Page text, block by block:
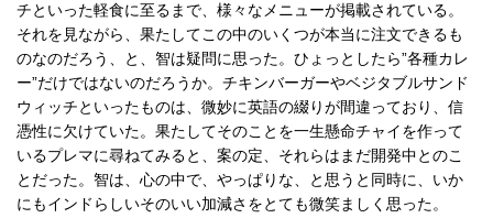
チといった軽食に至るまで、様々なメニューが掲載されている。
それを見ながら、果たしてこの中のいくつが本当に注文できるも
のなのだろう、と、智は疑問に思った。ひょっとしたら”各種カレ
ー”だけではないのだろうか。チキンバーガーやベジタブルサンド
ウィッチといったものは、微妙に英語の綴りが間違っており、信
憑性に欠けていた。果たしてそのことを一生懸命チャイを作って
いるプレマに尋ねてみると、案の定、それらはまだ開発中とのこ
とだった。智は、心の中で、やっぱりな、と思うと同時に、いか
にもインドらしいそのいい加減さをとても微笑ましく思った。